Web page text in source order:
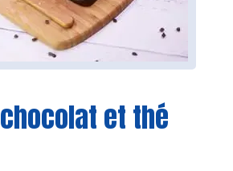
et thé